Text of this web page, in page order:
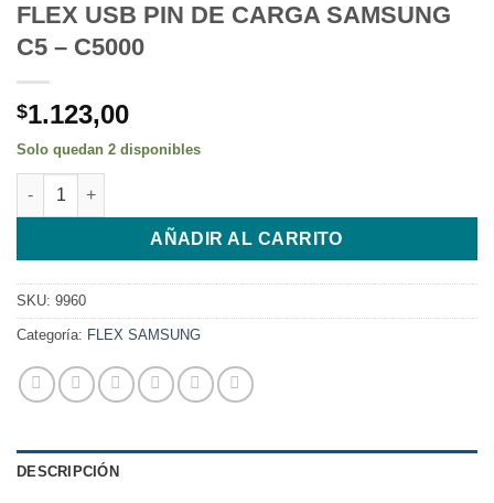
FLEX USB PIN DE CARGA SAMSUNG
C5 – C5000
$1.123,00
Solo quedan 2 disponibles
AÑADIR AL CARRITO
SKU: 9960
Categoría: FLEX SAMSUNG
DESCRIPCIÓN